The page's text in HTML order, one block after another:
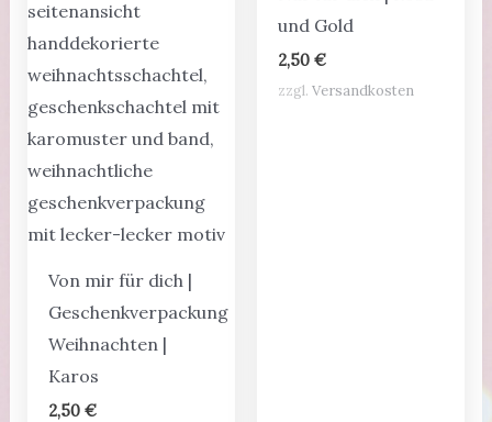
Von mir für dich |
Geschenkverpackung
Weihnachten |
Karos
2,50 €
und Gold
2,50€
zzgl.Versandkosten